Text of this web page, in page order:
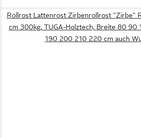
Rollrost Lattenrost Zirbenrollrost "Zirbe"
cm 300kg, TUGA-Holztech, Breite 80 90
190 200 210 220 cm auch